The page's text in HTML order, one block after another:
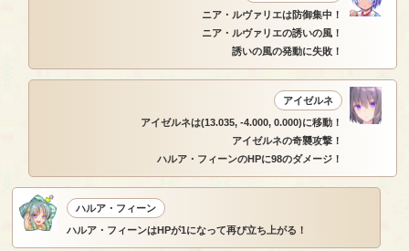
ニア・ルヴァリエは防御集中！
ニア・ルヴァリエの誘いの風！
誘いの風の発動に失敗！
アイゼルネ
アイゼルネは(13.035, -4.000, 0.000)に移動！
アイゼルネの奇襲攻撃！
ハルア・フィーンのHPに98のダメージ！
ハルア・フィーン
ハルア・フィーンはHPが1になって再び立ち上がる！